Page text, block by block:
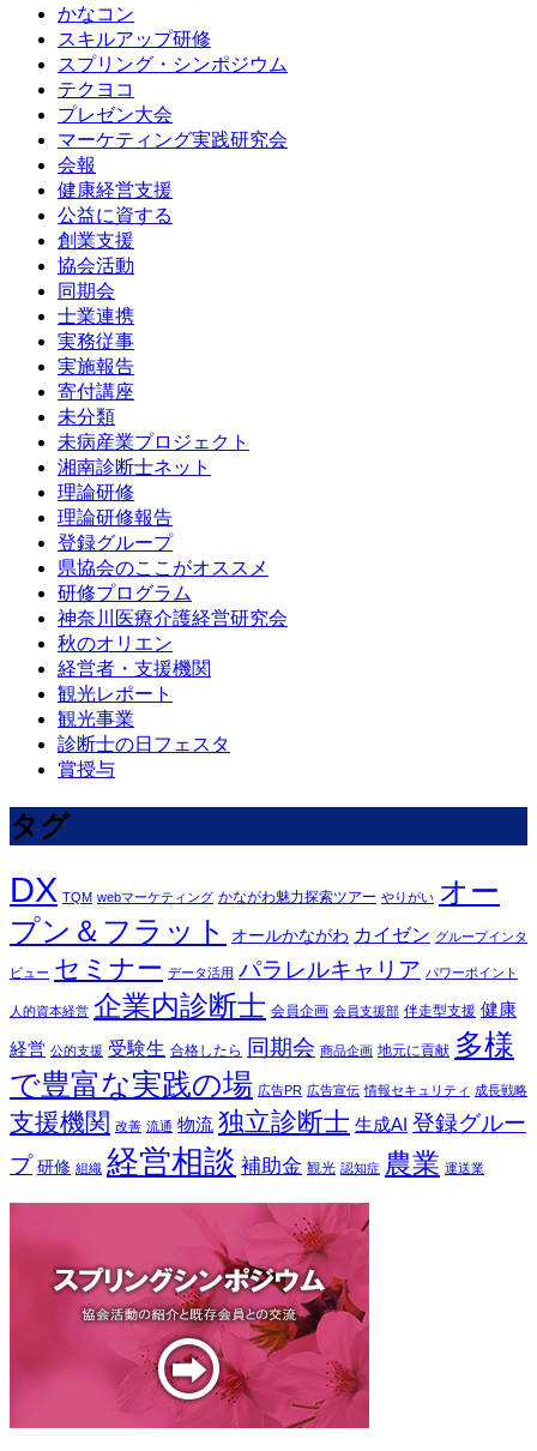
かなコン
スキルアップ研修
スプリング・シンポジウム
テクヨコ
プレゼン大会
マーケティング実践研究会
会報
健康経営支援
公益に資する
創業支援
協会活動
同期会
士業連携
実務従事
実施報告
寄付講座
未分類
未病産業プロジェクト
湘南診断士ネット
理論研修
理論研修報告
登録グループ
県協会のここがオススメ
研修プログラム
神奈川医療介護経営研究会
秋のオリエン
経営者・支援機関
観光レポート
観光事業
診断士の日フェスタ
賞授与
タグ
DX TQM webマーケティング かながわ魅力探索ツアー やりがい オー
プン＆フラット
オールかながわ カイゼン グループインタ
ビュー セミナー データ活用 パラレルキャリア パワーポイント
人的資本経営 企業内診断士 会員企画 会員支援部 伴走型支援 健康
経営 公的支援 受験生 合格したら 同期会 商品企画 地元に貢献 多様
で豊富な実践の場 広告PR 広告宣伝 情報セキュリティ 成長戦略
支援機関 改善 流通 物流 独立診断士 生成AI 登録グルー
プ 研修 組織 経営相談 補助金 観光 認知症 農業 運送業